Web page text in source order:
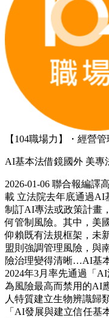
【104職場力】・經營管
AI基本法借鏡國外 美專
2026-01-06 聯合報編
載 立法院去年底通過AI
制訂AI專法或政策計畫
何管制風險。其中，美
仰賴既有法規框架，未
盟則強調管理風險，與
險治理變得清晰…AI基
2024年3月率先通過「
為風險最高而禁用的AI
人特質建立生物辨識歸
「AI發展與建立信任基